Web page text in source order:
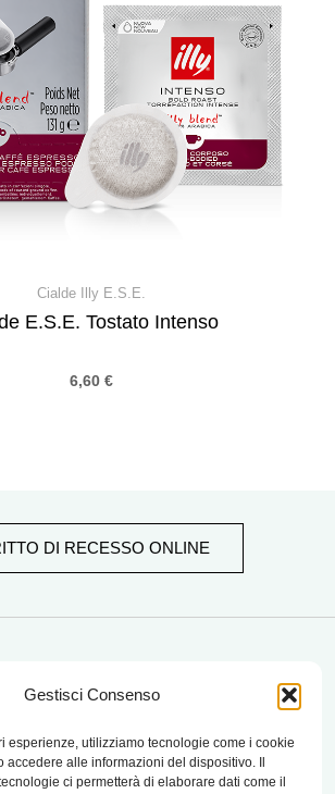
Gestisci Consenso
esperienze, utilizziamo tecnologie come i cookie
accedere alle informazioni del dispositivo. Il
ci permetterà di elaborare dati come il
Cialde Illy E.S.E.
E.S.E. Tostato Intenso
6,60 €
DI RECESSO ONLINE
matrix bistrot
Chi Siamo